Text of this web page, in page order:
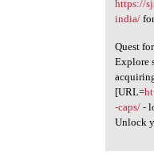
https://
india/for
Quest
Explore
[URL=
-caps/-
Unlock